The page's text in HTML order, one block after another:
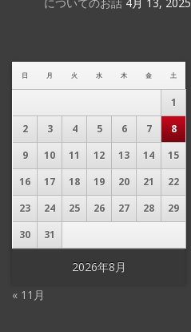
2026年8月
日 月 火 水 木 金 土
1
2
3 4 5 6 7
8
9
10 11 12 13 14
15
16
17 18 19 20 21
22
23
24 25 26 27 28
29
30
31
« 11月